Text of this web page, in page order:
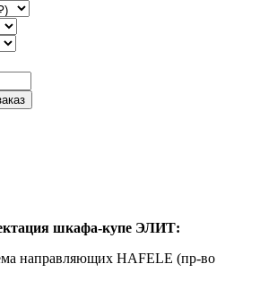
шкафа-купе ЭЛИТ:
направляющих HAFELE (пр-во